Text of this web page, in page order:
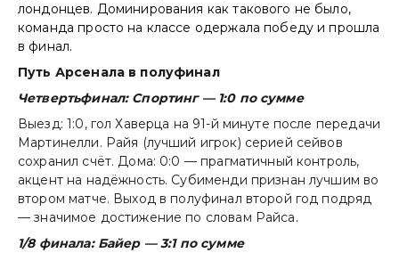
лондонцев. Доминирования как такового не было,
команда просто на классе одержала победу и прошла
в финал.
Путь Арсенала в полуфинал
Четвертьфинал: Спортинг — 1:0 по сумме
Выезд: 1:0, гол Хаверца на 91-й минуте после передачи
Мартинелли. Райя (лучший игрок) серией сейвов
сохранил счёт. Дома: 0:0 — прагматичный контроль,
акцент на надёжность. Субименди признан лучшим во
втором матче. Выход в полуфинал второй год подряд
— значимое достижение по словам Райса.
1/8 финала: Байер — 3:1 по сумме